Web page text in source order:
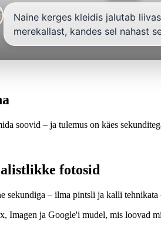
Naine kerges kleidis jalutab
merekallast, kandes sel nahast
soovid – ja tulemus on käes
fotosid
– ilma pintsli ja kalli
Imagen ja Google'i mudel, mis loovad